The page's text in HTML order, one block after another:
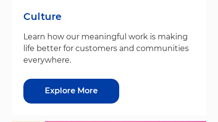
Culture
Learn how our meaningful work is making
life better for customers and communities
everywhere.
Explore More